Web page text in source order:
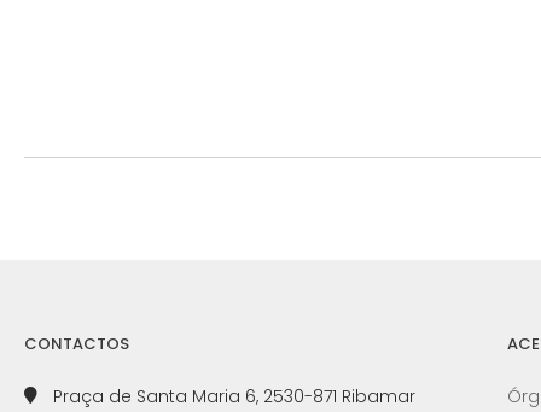
CONTACTOS
Praça de Santa Maria 6, 2530-871 Ribamar